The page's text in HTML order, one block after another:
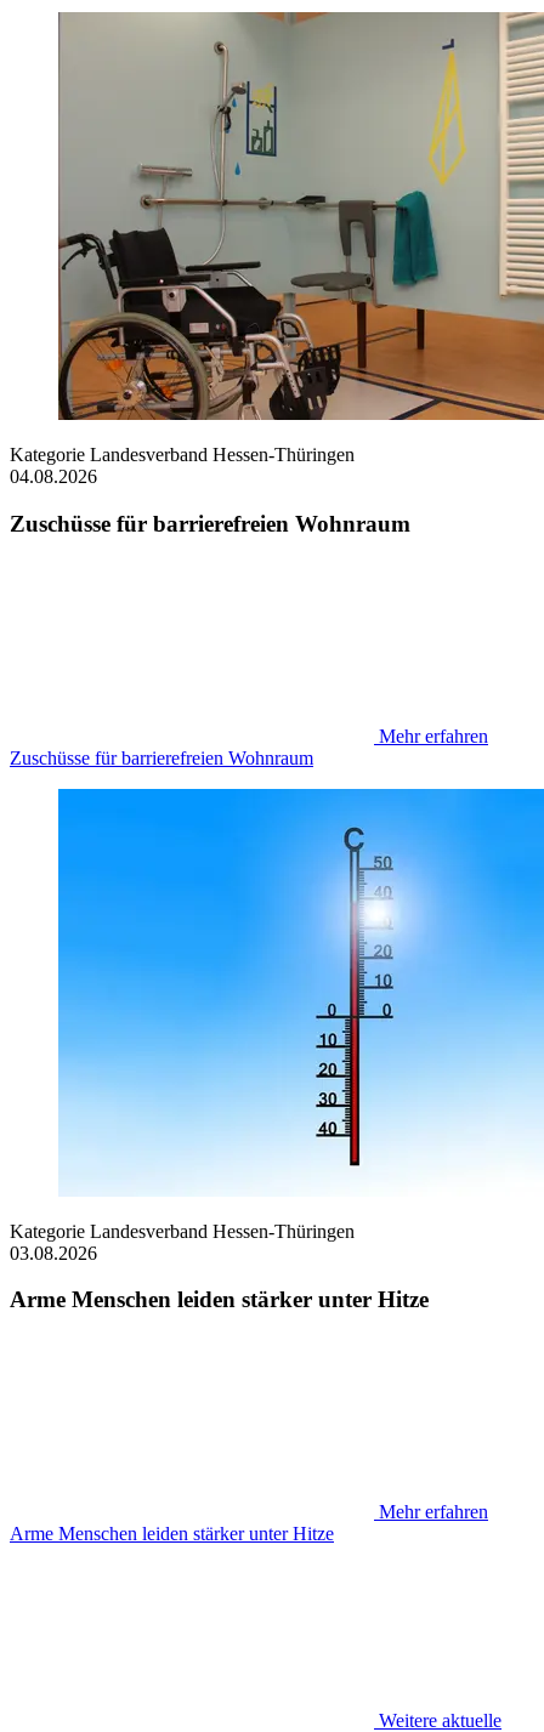
Kategorie Landesverband Hessen-Thüringen
04.08.2026
Zuschüsse für barrierefreien Wohnraum
Mehr erfahren
Zuschüsse für barrierefreien Wohnraum
Kategorie Landesverband Hessen-Thüringen
03.08.2026
Arme Menschen leiden stärker unter Hitze
Mehr erfahren
Arme Menschen leiden stärker unter Hitze
Weitere aktuelle